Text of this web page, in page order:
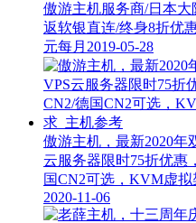
傲游主机服务商/日本
返软银直连/终身8折优
元每月 2019-05-28
傲游主机，最新2020年
云服务器限时75折优惠
国CN2可选，KVM虚
2020-11-06